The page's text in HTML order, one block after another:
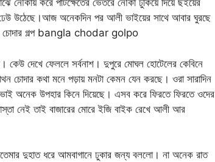
নৌকায় করে পাটক্ষেতের ভেতরে নৌকা ঢুকিয়ে দিয়ে ছইয়ের
উঠেছে।আজ অনেকদিন পর আলী ভাইয়ের সাথে আবার ঘুরছে
চোদার গল্প bangla chodar golpo
কেউ দেখে ফেললে সর্বনাশ। দুপুরে মোঘল হোটেলের কেবিনে
চোদার কথা মনে পড়ায় মনটা কেমন যেন করছে। ওরা সারাদিন
অনেক উপহার কিনে দিয়েছে। এসব করে ফিরতে ফিরতে ওদের
নেই তাই বাজারের মোরে ইজি বাইক রেখে আলী আর
দুহাত ধরে আমবাগানে ঢুকার জন্য বললো। না অনেক রাত